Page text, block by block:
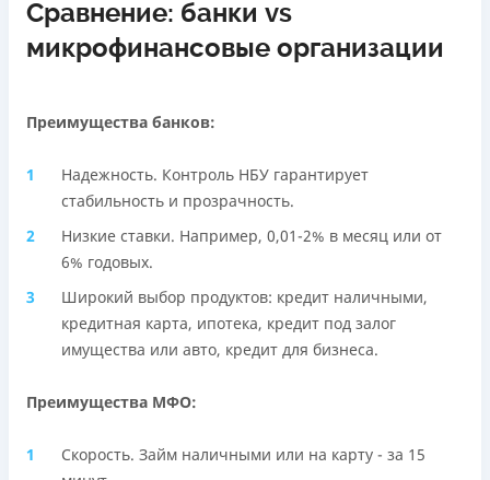
Сравнение: банки vs
микрофинансовые организации
Преимущества банков:
Надежность. Контроль НБУ гарантирует
стабильность и прозрачность.
Низкие ставки. Например, 0,01-2% в месяц или от
6% годовых.
Широкий выбор продуктов: кредит наличными,
кредитная карта, ипотека, кредит под залог
имущества или авто, кредит для бизнеса.
Преимущества МФО:
Скорость. Займ наличными или на карту - за 15